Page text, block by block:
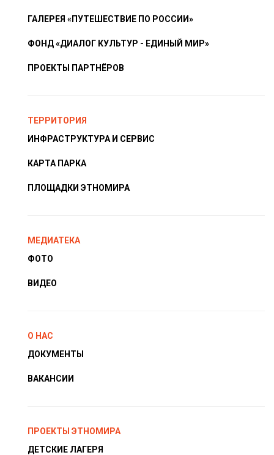
ГАЛЕРЕЯ «ПУТЕШЕСТВИЕ ПО РОССИИ»
ФОНД «ДИАЛОГ КУЛЬТУР - ЕДИНЫЙ МИР»
ПРОЕКТЫ ПАРТНЁРОВ
ТЕРРИТОРИЯ
ИНФРАСТРУКТУРА И СЕРВИС
КАРТА ПАРКА
ПЛОЩАДКИ ЭТНОМИРА
МЕДИАТЕКА
ФОТО
ВИДЕО
О НАС
ДОКУМЕНТЫ
ВАКАНСИИ
ПРОЕКТЫ ЭТНОМИРА
ДЕТСКИЕ ЛАГЕРЯ